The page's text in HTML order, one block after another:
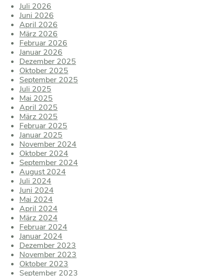
Juli 2026
Juni 2026
April 2026
März 2026
Februar 2026
Januar 2026
Dezember 2025
Oktober 2025
September 2025
Juli 2025
Mai 2025
April 2025
März 2025
Februar 2025
Januar 2025
November 2024
Oktober 2024
September 2024
August 2024
Juli 2024
Juni 2024
Mai 2024
April 2024
März 2024
Februar 2024
Januar 2024
Dezember 2023
November 2023
Oktober 2023
September 2023